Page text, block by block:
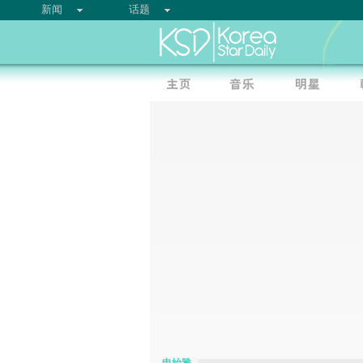
新闻 话题